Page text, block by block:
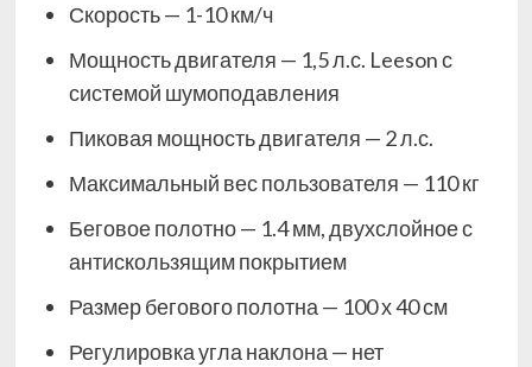
Скорость — 1-10 км/ч
Мощность двигателя — 1,5 л.с. Leeson с
системой шумоподавления
Пиковая мощность двигателя — 2 л.с.
Максимальный вес пользователя — 110 кг
Беговое полотно — 1.4 мм, двухслойное с
антискользящим покрытием
Размер бегового полотна — 100 х 40 см
Регулировка угла наклона — нет